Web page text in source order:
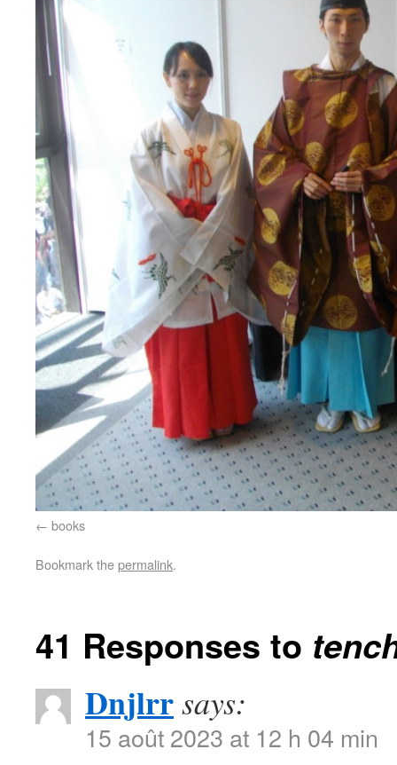
books
Bookmark thepermalink.
41 Responses to
Dnjlrrsays:
15 août 2023 at 12 h 04 min